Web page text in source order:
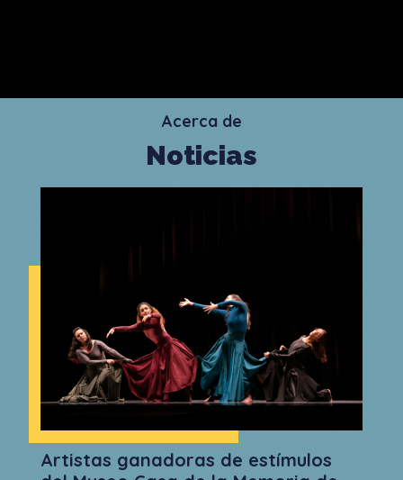
Acerca de
Noticias
Artistas ganadoras de estímulos